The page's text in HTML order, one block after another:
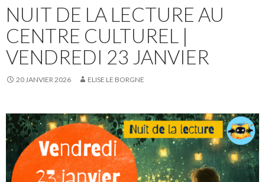
NUIT DE LA LECTURE AU
CENTRE CULTUREL |
VENDREDI 23 JANVIER
20 JANVIER 2026 ELISE LE BORGNE